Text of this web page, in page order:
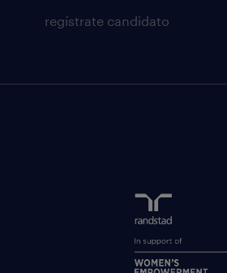
regístrate candidato